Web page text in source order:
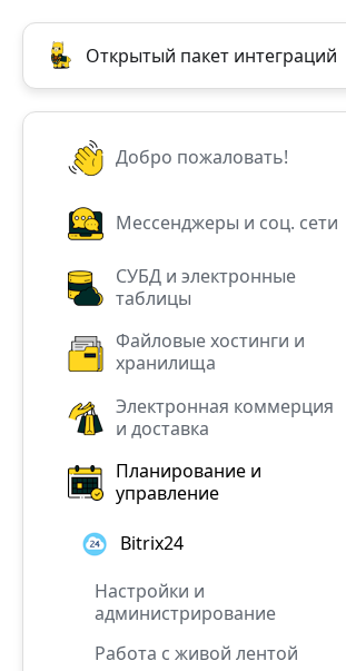
Открытый пакет интеграций
Добро пожаловать!
Мессенджеры и соц. сети
СУБД и электронные
таблицы
Файловые хостинги и
хранилища
Электронная коммерция
и доставка
Планирование и
управление
Bitrix24
Настройки и
администрирование
Работа с живой лентой